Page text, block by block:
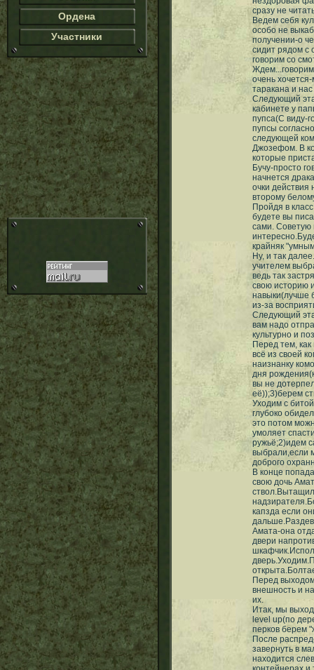
Ордена
Участники
сразу не
Ведем себя
особо не
получении-о
сидит рядом с
говорим со
очень
таракана и
Следующий
кабинете у
пупса(С виду-
пупсы
следующей
Джозефом. В
которые
Бучу-просто
начнется
очки действия
второму
Пройдя в
будете вы
сами. Советую
крайняк
Ну, и так
учителем
ведь так
свою историю
навыки(лучше
из-за
Следующий
вам надо
культурно и
Перед тем,
всё из своей
наизнанку
дня
вы не
её));3)берем
Уходим с
глубоко
это потом
умоляет
ружьё;2)идем
выбрали,если
доброго
В конце
свою дочь
капзда если
Амата-она
двери
Перед
внешность и
их.
Итак, мы
level up(по
перков берем
После
завернуть в
находится